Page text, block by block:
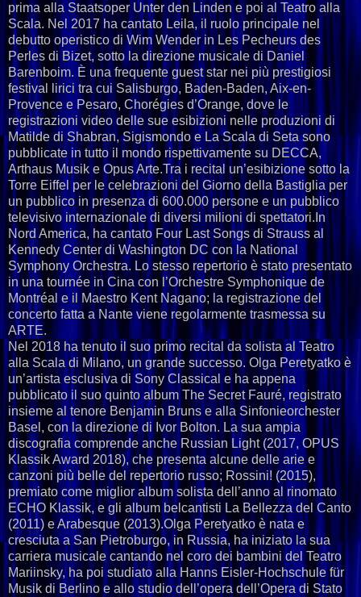
prima alla Staatsoper Unter den Linden e poi al Teatro alla
Scala. Nel 2017 ha cantato Leila, il ruolo principale nel
debutto operistico di Wim Wender in Les Pecheurs des
Perles di Bizet, sotto la direzione musicale di Daniel
Barenboim. È una frequente guest star nei più prestigiosi
festival lirici tra cui Salisburgo, Baden-Baden, Aix-en-
Provence e Pesaro, Chorégies d’Orange, dove le
registrazioni video delle sue esibizioni nelle produzioni di
Matilde di Shabran, Sigismondo e La Scala di Seta sono
pubblicate in tutto il mondo rispettivamente su DECCA,
Arthaus Musik e Opus Arte.Tra i recital un’esibizione sotto la
Torre Eiffel per le celebrazioni del Giorno della Bastiglia per
un pubblico in presenza di 600.000 persone e un pubblico
televisivo internazionale di diversi milioni di spettatori.In
Nord America, ha cantato Four Last Songs di Strauss al
Kennedy Center di Washington DC con la National
Symphony Orchestra. Lo stesso repertorio è stato presentato
in una tournée in Cina con l’Orchestre Symphonique de
Montréal e il Maestro Kent Nagano; la registrazione del
concerto fatta a Nante viene regolarmente trasmessa su
ARTE.
Nel 2018 ha tenuto il suo primo recital da solista al Teatro
alla Scala di Milano, un grande successo. Olga Peretyatko è
un’artista esclusiva di Sony Classical e ha appena
pubblicato il suo quinto album The Secret Fauré, registrato
insieme al tenore Benjamin Bruns e alla Sinfonieorchester
Basel, con la direzione di Ivor Bolton. La sua ampia
discografia comprende anche Russian Light (2017, OPUS
Klassik Award 2018), che presenta alcune delle arie e
canzoni più belle del repertorio russo; Rossini! (2015),
premiato come miglior album solista dell’anno al rinomato
ECHO Klassik, e gli album belcantisti La Bellezza del Canto
(2011) e Arabesque (2013).Olga Peretyatko è nata e
cresciuta a San Pietroburgo, in Russia, ha iniziato la sua
carriera musicale cantando nel coro dei bambini del Teatro
Mariinsky, ha poi studiato alla Hanns Eisler-Hochschule für
Musik di Berlino e allo studio dell’opera dell’Opera di Stato